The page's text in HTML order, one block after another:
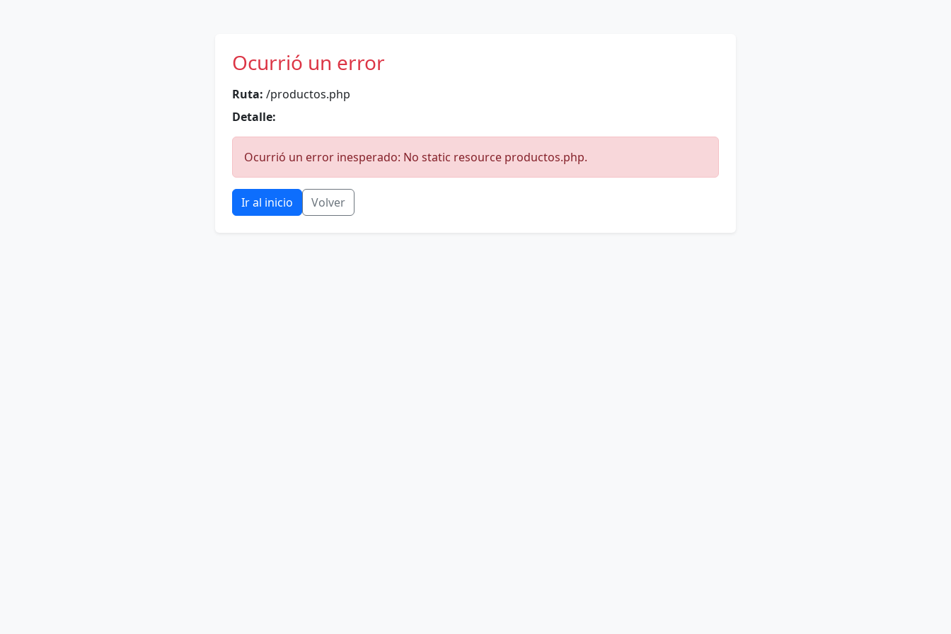
Ocurrió un error
Ruta: /productos.php
Detalle:
Ocurrió un error inesperado: No static resource productos.php.
Ir al inicio Volver